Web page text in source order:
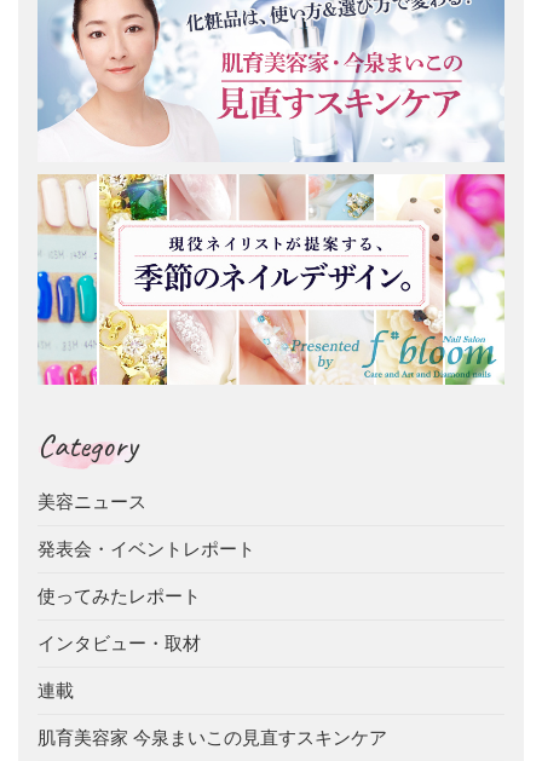
Category
美容ニュース
発表会・イベントレポート
使ってみたレポート
インタビュー・取材
連載
肌育美容家 今泉まいこの見直すスキンケア